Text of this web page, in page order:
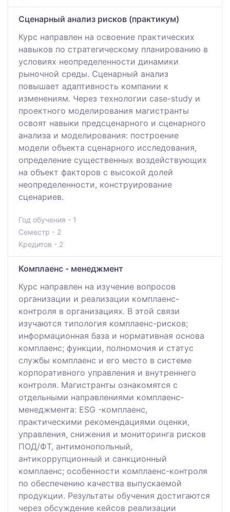
Сценарный анализ рисков (практикум)
Курс направлен на освоение практических
навыков по стратегическому планированию в
условиях неопределенности динамики
рыночной среды. Сценарный анализ
повышает адаптивность компании к
изменениям. Через технологии case-study и
проектного моделирования магистранты
освоят навыки предсценарного и сценарного
анализа и моделирования: построение
модели объекта сценарного исследования,
определение существенных воздействующих
на объект факторов с высокой долей
неопределенности, конструирование
сценариев.
Год обучения - 1
Семестр - 2
Кредитов - 2
Комплаенс - менеджмент
Курс направлен на изучение вопросов
организации и реализации комплаенс-
контроля в организациях. В этой связи
изучаются типология комплаенс-рисков;
информационная база и нормативная основа
комплаенс; функции, полномочия и статус
службы комплаенс и его место в системе
корпоративного управления и внутреннего
контроля. Магистранты ознакомятся с
отдельными направлениями комплаенс-
менеджмента: ESG -комплаенс,
практическими рекомендациями оценки,
управления, снижения и мониторинга рисков
ПОД/ФТ, антимонопольный,
антикоррупционный и санкционный
комплаенс; особенности комплаенс-контроля
по обеспечению качества выпускаемой
продукции. Результаты обучения достигаются
через обсуждение кейсов реализации